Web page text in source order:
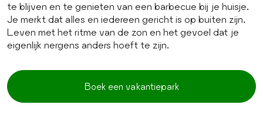
te blijven en te genieten van een barbecue bij je huisje.
Je merkt dat alles en iedereen gericht is op buiten zijn.
Leven met het ritme van de zon en het gevoel dat je
eigenlijk nergens anders hoeft te zijn.
Boek een vakantiepark